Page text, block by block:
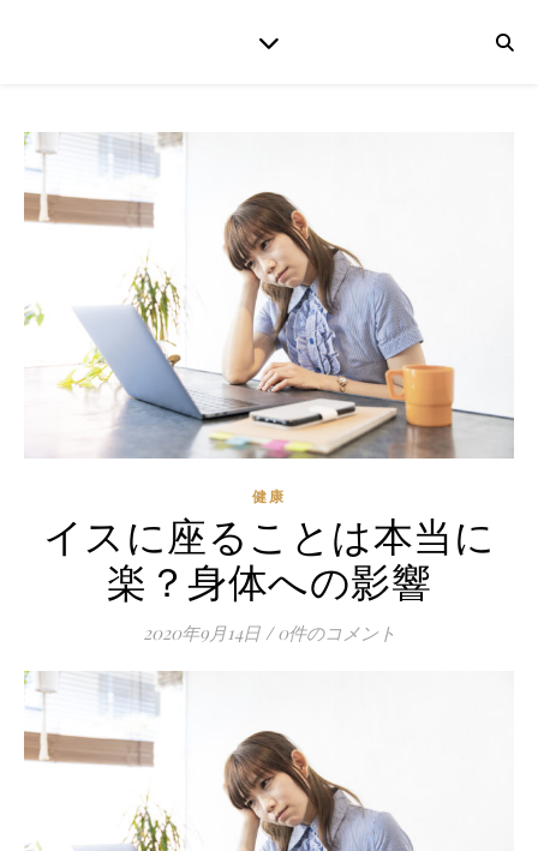
健康
イスに座ることは本当に
楽？身体への影響
2020年9月14日 / 0件のコメント